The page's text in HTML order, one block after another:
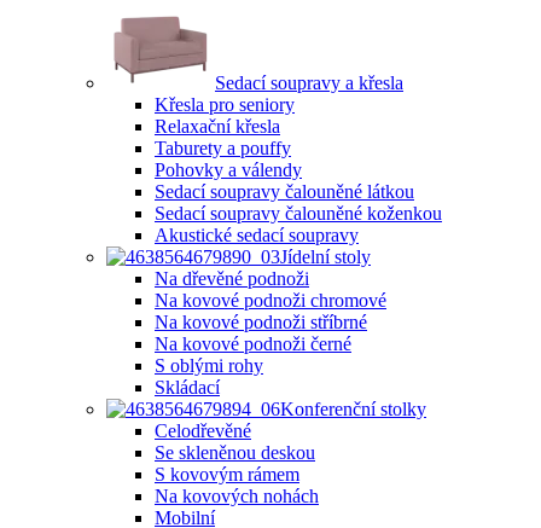
Sedací soupravy a křesla
Křesla pro seniory
Relaxační křesla
Taburety a pouffy
Pohovky a válendy
Sedací soupravy čalouněné látkou
Sedací soupravy čalouněné koženkou
Akustické sedací soupravy
Jídelní stoly
Na dřevěné podnoži
Na kovové podnoži chromové
Na kovové podnoži stříbrné
Na kovové podnoži černé
S oblými rohy
Skládací
Konferenční stolky
Celodřevěné
Se skleněnou deskou
S kovovým rámem
Na kovových nohách
Mobilní